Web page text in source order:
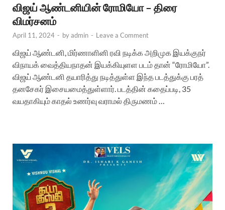
விஜய் ஆண்டனியின் ரோமியோ – திரை
விமர்சனம்
April 11, 2024 - byadmin - Leave a Comment
விஜய் ஆண்டனி, மிர்ணாளினி ரவி நடிக்க அறிமுக இயக்குநர்
விநாயக் வைத்தியநாதன் இயக்கியுளள படம் தான் “ரோமியோ”.
விஜய் ஆண்டனி தயாரித்து நடித்துள்ள இந்த படத்துக்கு பரத்
தனசேகர் இசையமைத்துள்ளார். படத்தின் கதைப்படி, 35
வயதாகியும் காதல் உணர்வு வராமல் திருமணம் …